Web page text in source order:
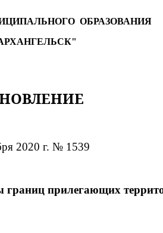
ОБРАЗОВАНИЯ
2020 г. № 1539
границ прилегающих